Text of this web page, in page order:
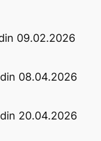
09.02.2026
08.04.2026
20.04.2026